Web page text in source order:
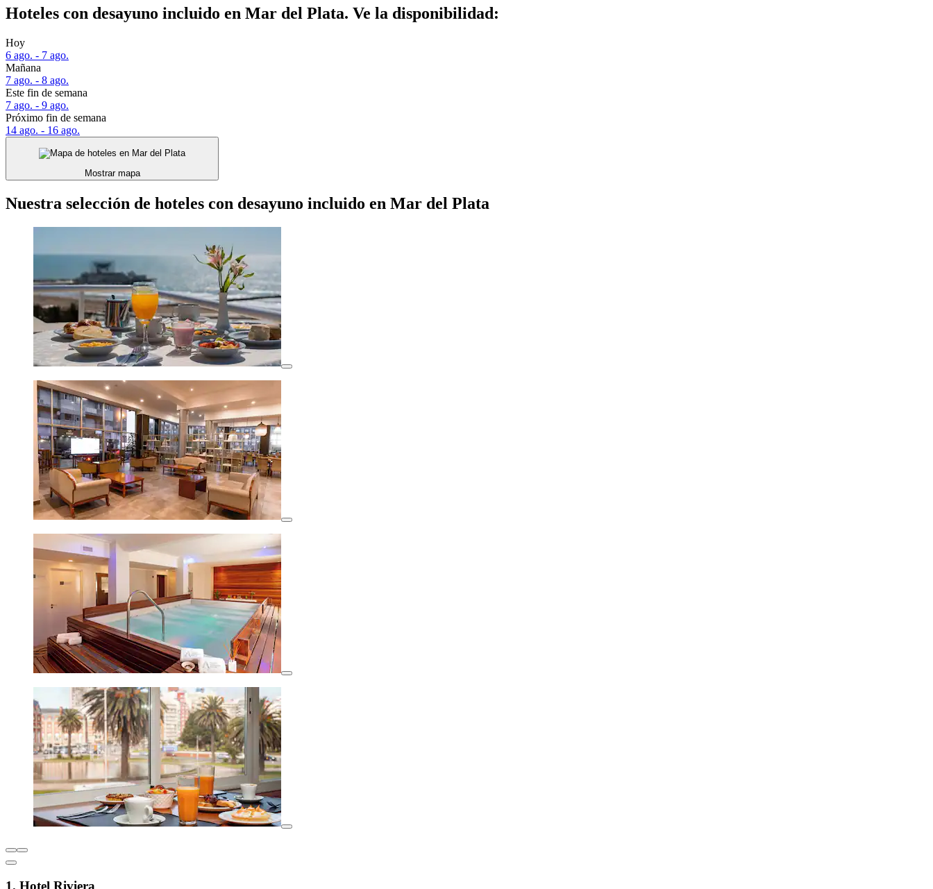
Hoteles con desayuno incluido en Mar del Plata. Ve la disponibilidad:
Hoy
6 ago. - 7 ago.
Mañana
7 ago. - 8 ago.
Este fin de semana
7 ago. - 9 ago.
Próximo fin de semana
14 ago. - 16 ago.
Mostrar mapa
Nuestra selección de hoteles con desayuno incluido en Mar del Plata
1. Hotel Riviera